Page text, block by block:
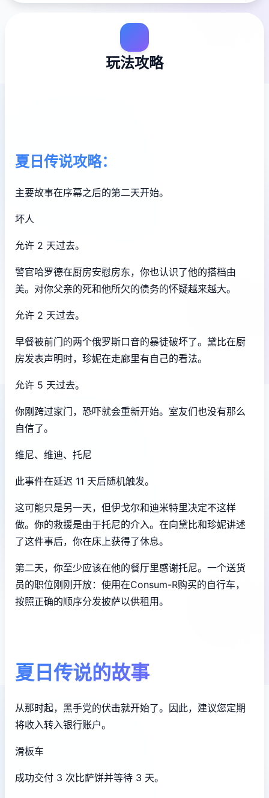
玩法攻略
夏日传说攻略：
主要故事在序幕之后的第二天开始。
坏人
允许 2 天过去。
警官哈罗德在厨房安慰房东，你也认识了他的搭档由
美。对你父亲的死和他所欠的债务的怀疑越来越大。
允许 2 天过去。
早餐被前门的两个俄罗斯口音的暴徒破坏了。黛比在厨
房发表声明时，珍妮在走廊里有自己的看法。
允许 5 天过去。
你刚跨过家门，恐吓就会重新开始。室友们也没有那么
自信了。
维尼、维迪、托尼
此事件在延迟 11 天后随机触发。
这可能只是另一天，但伊戈尔和迪米特里决定不这样
做。你的救援是由于托尼的介入。在向黛比和珍妮讲述
了这件事后，你在床上获得了休息。
第二天，你至少应该在他的餐厅里感谢托尼。一个送货
员的职位刚刚开放：使用在Consum-R购买的自行车，
按照正确的顺序分发披萨以供租用。
夏日传说的故事
从那时起，黑手党的伏击就开始了。因此，建议您定期
将收入转入银行账户。
滑板车
成功交付 3 次比萨饼并等待 3 天。